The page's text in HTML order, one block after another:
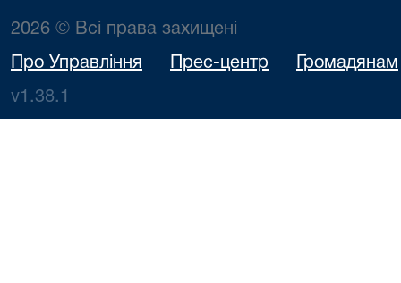
2026 © Всі права захищені
Про Управління Прес-центр Громадянам
v1.38.1